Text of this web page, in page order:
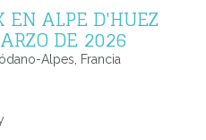
EN ALPE D'HUEZ
DE 2026
Alpes, Francia